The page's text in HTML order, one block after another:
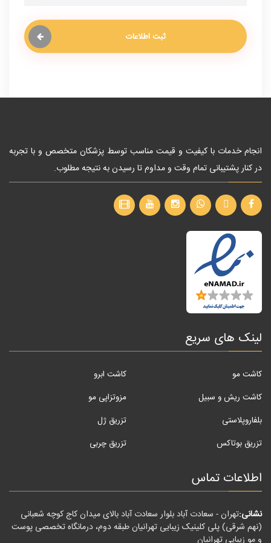
ثبت اطلاعات
انجام خدمات با کیفیت و قیمت مناسب توسط پزشکان متخصص و با تجربه
در کنار پشتیبانی تمام وقت و مداوم تا رسیدن به نتیجه مطلوب.
لینک های سریع
کاشت مو
کاشت ابرو
کاشت ریش و سبیل
مزوتزاپی مو
بلفاروپلاستی
تزریق ژل
تزریق بوتاکس
تزریق چربی
اطلاعات تماس
نشانی:تهران - سعادت آباد بلوار سعادت آباد بالای میدان کاج کوچه شعبانی
(نهم شرقی) پلی کلینیک زیبایی تهرانیان طبقه دوم، درمانگاه تخصصی پوست
و مو زیبایی تهرانیان